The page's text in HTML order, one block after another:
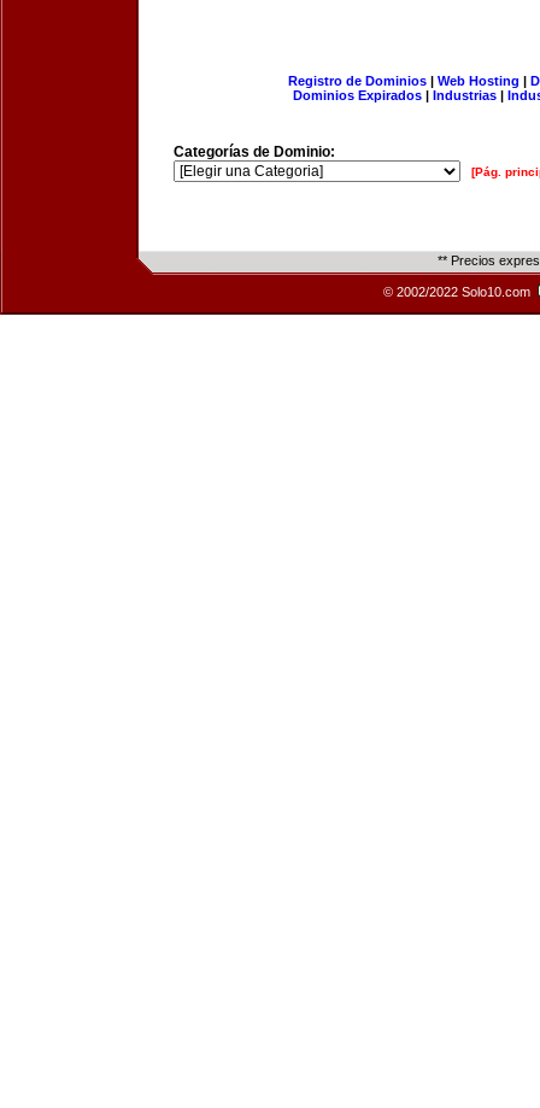
Registro de Dominios| Web Hosting |
Dominios Expirados | Industrias |
Categorías de Dominio:
[Pág.
** Precios
© 2002/2022 Solo10.com